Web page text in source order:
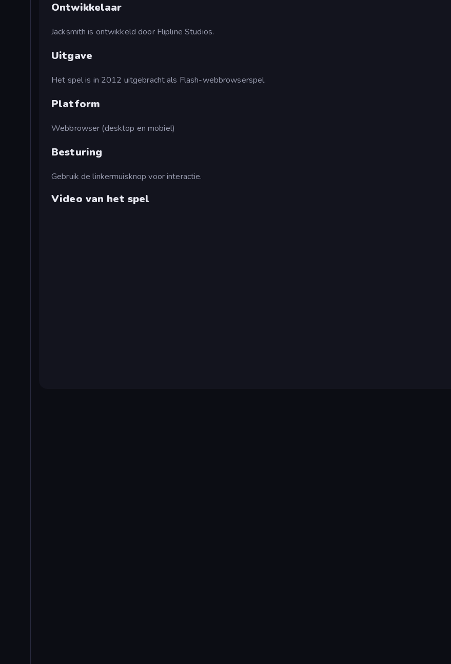
Ontwikkelaar
Jacksmith is ontwikkeld door Flipline Studios.
Uitgave
Het spel is in 2012 uitgebracht als Flash-webbrowserspel.
Platform
Webbrowser (desktop en mobiel)
Besturing
Gebruik de linkermuisknop voor interactie.
Video van het spel